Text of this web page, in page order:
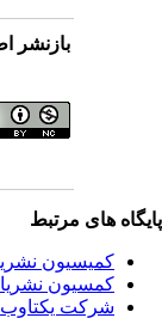
بازنشر
های مرتبط
کمیسیون
کمسیون
شرکت یکتاوب